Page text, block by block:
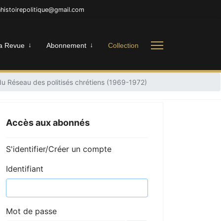
Revue Abonnement Collection
Réseau des politisés chrétiens (1969-1972)
Accès aux abonnés
S'identifier/Créer un compte
Identifiant
Mot de passe